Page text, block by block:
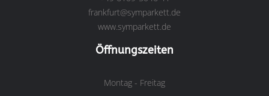
frankfurt@symparkett.de
www.symparkett.de
Öffnungszeiten
Montag - Freitag